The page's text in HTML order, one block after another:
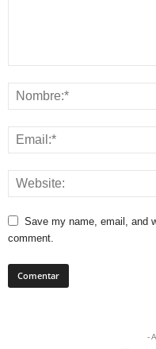
Save my name, email, and
comment.
-